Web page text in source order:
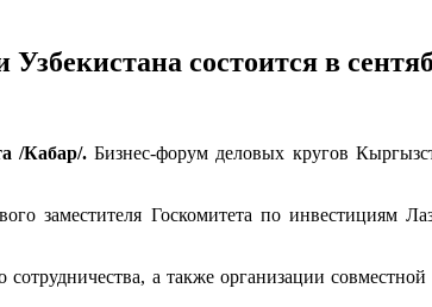
состоится в
/Кабар/.Бизнес-форум деловых кругов
заместителя Госкомитета по инвестициям
а также организации